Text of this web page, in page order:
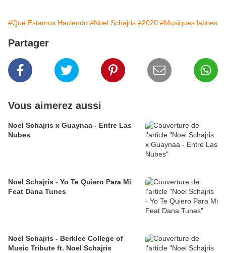
#Qué Estamos Haciendo #Noel Schajris #2020 #Musiques latines
Partager
Vous aimerez aussi
Noel Schajris x Guaynaa - Entre Las
Nubes
Noel Schajris - Yo Te Quiero Para Mi
Feat Dana Tunes
Noel Schajris - Berklee College of
Music Tribute ft. Noel Schajris